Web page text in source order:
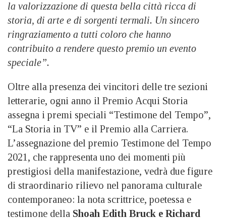
la valorizzazione di questa bella città ricca di
storia, di arte e di sorgenti termali. Un sincero
ringraziamento a tutti coloro che hanno
contribuito a rendere questo premio un evento
speciale”.
Oltre alla presenza dei vincitori delle tre sezioni
letterarie, ogni anno il Premio Acqui Storia
assegna i premi speciali “Testimone del Tempo”,
“La Storia in TV” e il Premio alla Carriera.
L’assegnazione del premio Testimone del Tempo
2021, che rappresenta uno dei momenti più
prestigiosi della manifestazione, vedrà due figure
di straordinario rilievo nel panorama culturale
contemporaneo: la nota scrittrice, poetessa e
testimone della Shoah Edith Bruck e Richard